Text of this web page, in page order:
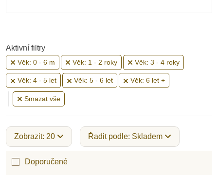
Aktivní filtry
Věk: 0 - 6 m Věk: 1 - 2 roky Věk: 3 - 4 roky
Věk: 4 - 5 let Věk: 5 - 6 let Věk: 6 let +
Smazat vše
Zobrazit: 20 Řadit podle: Skladem
Doporučené